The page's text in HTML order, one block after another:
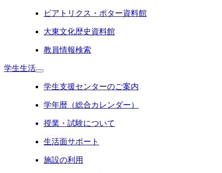
ビアトリクス・ポター資料館
大東文化歴史資料館
教員情報検索
学生生活
学生支援センターのご案内
学年暦（総合カレンダー）
授業・試験について
生活面サポート
施設の利用